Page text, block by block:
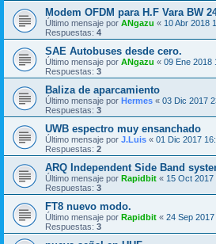
Modem OFDM para H.F Vara BW
Último mensaje por ANgazu « 10 Abr 2018
Respuestas: 4
SAE Autobuses desde cero.
Último mensaje por ANgazu « 09 Ene 2018
Respuestas: 3
Baliza de aparcamiento
Último mensaje por Hermes « 03 Dic 2017
Respuestas: 3
UWB espectro muy ensanchado
Último mensaje por J.Luis « 01 Dic 2017
Respuestas: 2
ARQ Independent Side Band
Último mensaje por Rapidbit « 15 Oct 2017
Respuestas: 3
FT8 nuevo modo.
Último mensaje por Rapidbit « 24 Sep
Respuestas: 3